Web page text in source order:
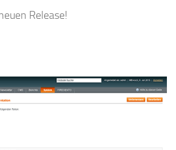
Release!